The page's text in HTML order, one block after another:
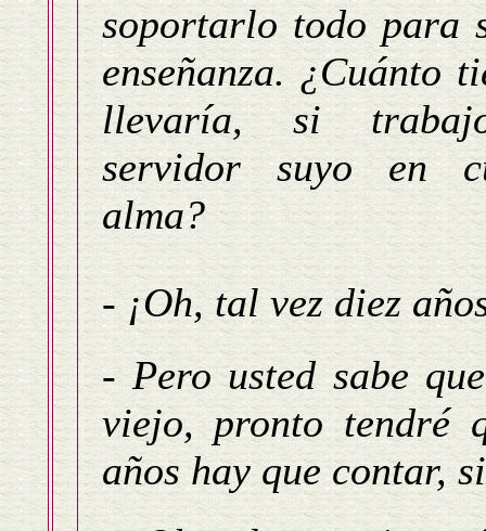
soportarlo todo para
enseñanza. ¿Cuánto
llevaría, si
servidor suyo en
alma?
- ¡Oh, tal vez diez
- Pero usted sabe
viejo, pronto tendré
años hay que contar,